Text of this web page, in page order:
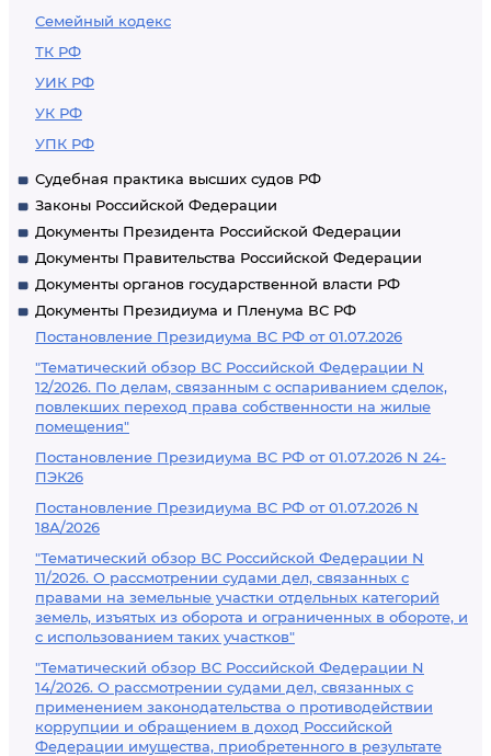
Семейный кодекс
ТК РФ
УИК РФ
УК РФ
УПК РФ
Судебная практика высших судов РФ
Законы Российской Федерации
Документы Президента Российской Федерации
Документы Правительства Российской Федерации
Документы органов государственной власти РФ
Документы Президиума и Пленума ВС РФ
Постановление Президиума ВС РФ от 01.07.2026
"Тематический обзор ВС Российской Федерации N
12/2026. По делам, связанным с оспариванием сделок,
повлекших переход права собственности на жилые
помещения"
Постановление Президиума ВС РФ от 01.07.2026 N 24-
ПЭК26
Постановление Президиума ВС РФ от 01.07.2026 N
18А/2026
"Тематический обзор ВС Российской Федерации N
11/2026. О рассмотрении судами дел, связанных с
правами на земельные участки отдельных категорий
земель, изъятых из оборота и ограниченных в обороте, и
с использованием таких участков"
"Тематический обзор ВС Российской Федерации N
14/2026. О рассмотрении судами дел, связанных с
применением законодательства о противодействии
коррупции и обращением в доход Российской
Федерации имущества, приобретенного в результате